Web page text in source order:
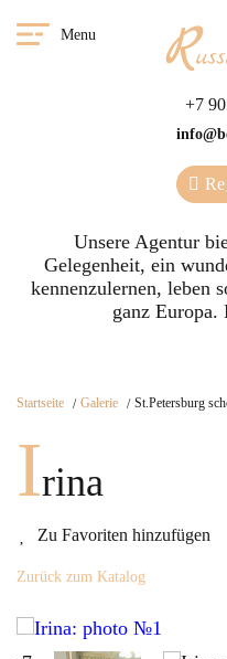
Menu
+7
Unsere Agentur
Gelegenheit, ein
kennenzulernen, leben
ganz Europa.
Startseite Galerie St.Petersburg
Irina
Zu Favoriten hinzufügen
Zurück zum Katalog